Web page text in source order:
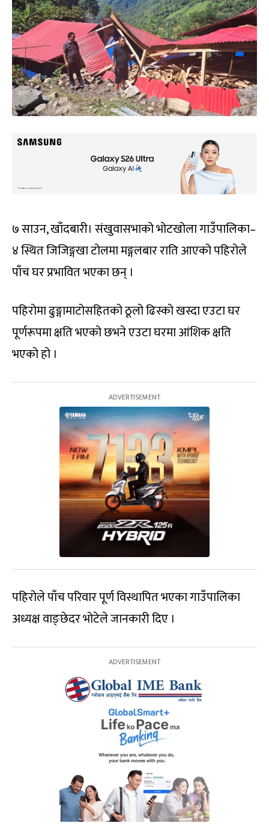
७ साउन, खाँदबारी। संखुवासभाको भोटखोला गाउँपालिका–
४ स्थित जिजिङ्गखा टोलमा मङ्गलबार राति आएको पहिरोले
पाँच घर प्रभावित भएका छन् ।
पहिरोमा ढुङ्गामाटोसहितको ठूलो ढिस्को खस्दा एउटा घर
पूर्णरूपमा क्षति भएको छभने एउटा घरमा आंशिक क्षति
भएको हो ।
पहिरोले पाँच परिवार पूर्ण विस्थापित भएका गाउँपालिका
अध्यक्ष वाङ्छेदर भोटेले जानकारी दिए ।